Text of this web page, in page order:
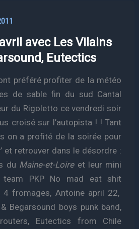
avec Les Vilains
Eutectics
préféré profiter de la météo
de sable fin du sud Cantal
du Rigoletto ce vendredi soir
croisé sur l’autopista ! ! Tant
on a profité de la soirée pour
et retrouver dans le désordre :
du Maine-et-Loireet leur mini
PKP No mad eat shit
fromages, Antoine april 22,
Begarsound boys punk band,
Eutectics from Chile